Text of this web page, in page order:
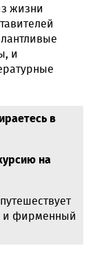
жизни
и
в
на
и фирменный